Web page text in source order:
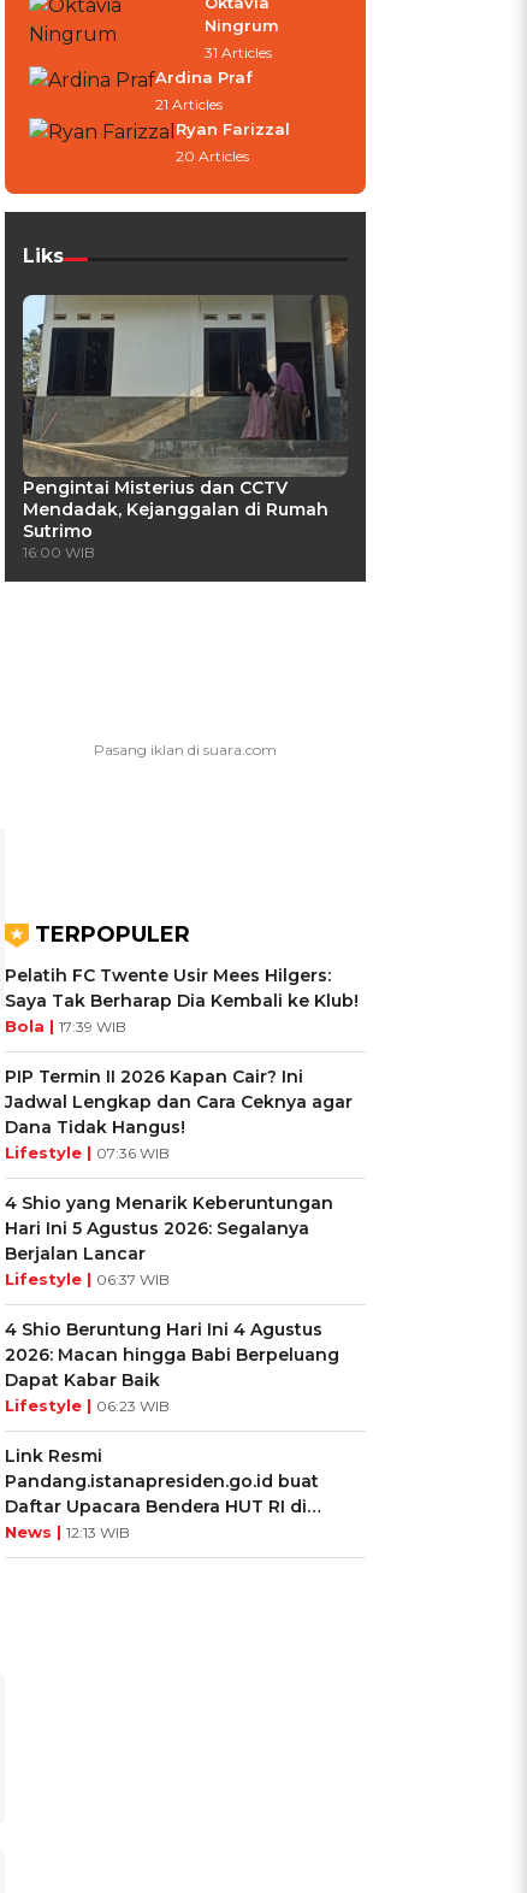
Ningrum
31 Articles
Ardina Praf
21 Articles
Ryan Farizzal
20 Articles
Liks
Pengintai Misterius dan CCTV
Mendadak, Kejanggalan di Rumah
Sutrimo
16:00 WIB
TERPOPULER
Pelatih FC Twente Usir Mees Hilgers:
Saya Tak Berharap Dia Kembali ke Klub!
Bola | 17:39 WIB
PIP Termin II 2026 Kapan Cair? Ini
Jadwal Lengkap dan Cara Ceknya agar
Dana Tidak Hangus!
Lifestyle | 07:36 WIB
4 Shio yang Menarik Keberuntungan
Hari Ini 5 Agustus 2026: Segalanya
Berjalan Lancar
Lifestyle | 06:37 WIB
4 Shio Beruntung Hari Ini 4 Agustus
2026: Macan hingga Babi Berpeluang
Dapat Kabar Baik
Lifestyle | 06:23 WIB
Link Resmi
Pandang.istanapresiden.go.id buat
Daftar Upacara Bendera HUT RI di
Istana Negara
News | 12:13 WIB